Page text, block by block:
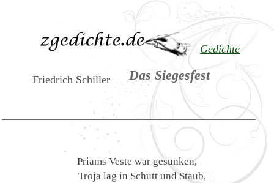
Gedichte
Das Siegesfest
Friedrich Schiller
Priams Veste war gesunken,
Troja lag in Schutt und Staub,